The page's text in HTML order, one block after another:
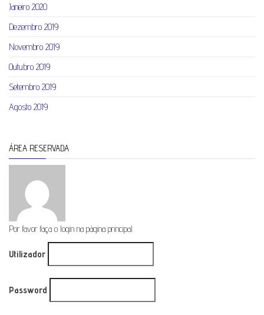
Janeiro 2020
Dezembro 2019
Novembro 2019
Outubro 2019
Setembro 2019
Agosto 2019
ÁREA RESERVADA
Por favor faça o login na página principal.
Utilizador
Password